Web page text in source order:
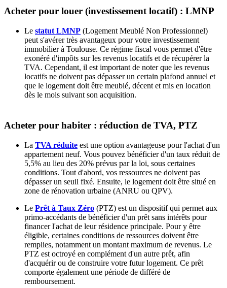
Acheter pour louer (investissement locatif) : LMNP
Le statut LMNP (Logement Meublé Non Professionnel)
peut s'avérer très avantageux pour votre investissement
immobilier à Toulouse. Ce régime fiscal vous permet d'être
exonéré d'impôts sur les revenus locatifs et de récupérer la
TVA. Cependant, il est important de noter que les revenus
locatifs ne doivent pas dépasser un certain plafond annuel et
que le logement doit être meublé, décent et mis en location
dès le mois suivant son acquisition.
Acheter pour habiter : réduction de TVA, PTZ
La TVA réduite est une option avantageuse pour l'achat d'un
appartement neuf. Vous pouvez bénéficier d'un taux réduit de
5,5% au lieu des 20% prévus par la loi, sous certaines
conditions. Tout d'abord, vos ressources ne doivent pas
dépasser un seuil fixé. Ensuite, le logement doit être situé en
zone de rénovation urbaine (ANRU ou QPV).
Le Prêt à Taux Zéro (PTZ) est un dispositif qui permet aux
primo-accédants de bénéficier d'un prêt sans intérêts pour
financer l'achat de leur résidence principale. Pour y être
éligible, certaines conditions de ressources doivent être
remplies, notamment un montant maximum de revenus. Le
PTZ est octroyé en complément d'un autre prêt, afin
d'acquérir ou de construire votre futur logement. Ce prêt
comporte également une période de différé de
remboursement.